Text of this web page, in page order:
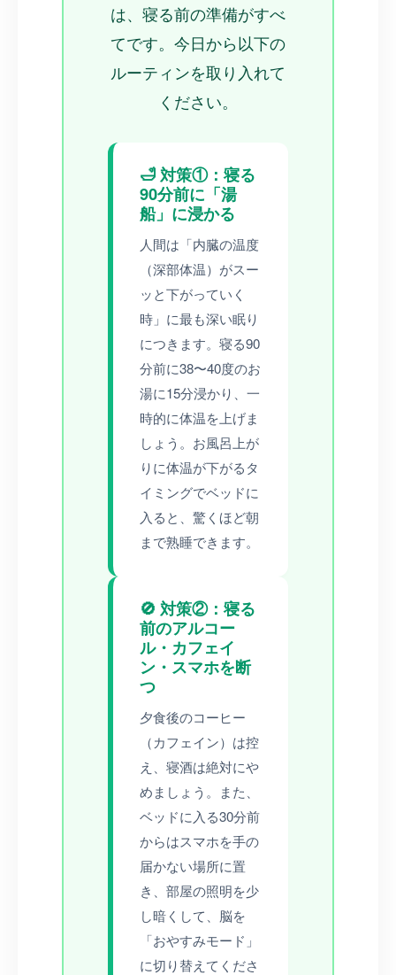
は、寝る前の準備がすべ
てです。今日から以下の
ルーティンを取り入れて
ください。
🛁 対策①：寝る
90分前に「湯
船」に浸かる
人間は「内臓の温度
（深部体温）がスー
ッと下がっていく
時」に最も深い眠り
につきます。寝る90
分前に38〜40度のお
湯に15分浸かり、一
時的に体温を上げま
しょう。お風呂上が
りに体温が下がるタ
イミングでベッドに
入ると、驚くほど朝
まで熟睡できます。
🚫 対策②：寝る
前のアルコー
ル・カフェイ
ン・スマホを断
つ
夕食後のコーヒー
（カフェイン）は控
え、寝酒は絶対にや
めましょう。また、
ベッドに入る30分前
からはスマホを手の
届かない場所に置
き、部屋の照明を少
し暗くして、脳を
「おやすみモード」
に切り替えてくださ